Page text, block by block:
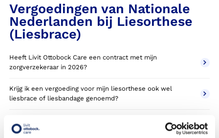
Vergoedingen van Nationale
Nederlanden bij Liesorthese
(Liesbrace)
Heeft Livit Ottobock Care een contract met mijn
zorgverzekeraar in 2026?
Krijg ik een vergoeding voor mijn liesorthese ook wel
liesbrace of liesbandage genoemd?
vergoeding via mijn zorgverzekeraar?